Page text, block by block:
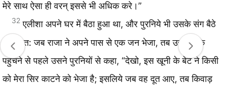
मेरे साथ ऐसा ही वरन् इससे भी अधिक करे।”
32 एलीशा अपने घर में बैठा हुआ था, और पुरनिये भी उसके संग बैठे
थे। अत: जब राजा ने अपने पास से एक जन भेजा, तब उस दूत के
पहुँचने से पहले उसने पुरनियों से कहा, “देखो, इस खूनी के बेटे ने किसी
को मेरा सिर काटने को भेजा है; इसलिये जब वह दूत आए, तब किवाड़